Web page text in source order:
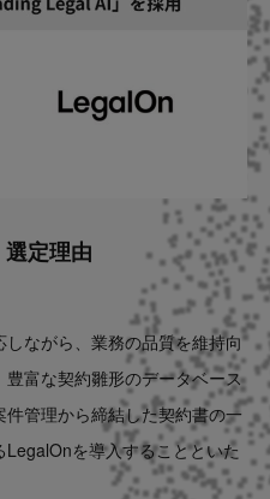
定理由
ながら、業務の品質を維持向
豊富な契約雛形のデータベース
管理から締結した契約書の一
を導入することといた